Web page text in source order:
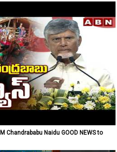
Chandrababu Naidu GOOD NEWS to